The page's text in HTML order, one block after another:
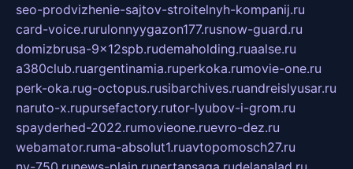
seo-prodvizhenie-sajtov-stroitelnyh-kompanij.ru
card-voice.rurulonnyygazon177.rusnow-guard.ru
domizbrusa-9x12spb.rudemaholding.ruaalse.ru
a380club.ruargentinamia.ruperkoka.rumovie-one.ru
perk-oka.rug-octopus.rusibarchives.ruandreislyusar.ru
naruto-x.rupursefactory.rutor-lyubov-i-grom.ru
spayderhed-2022.rumovieone.ruevro-dez.ru
webamator.ruma-absolut1.ruavtopomosch27.ru